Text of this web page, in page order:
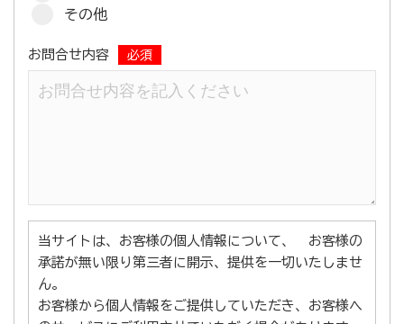
その他
お問合せ内容 必須
当サイトは、お客様の個人情報について、 お客様の
承諾が無い限り第三者に開示、提供を一切いたしませ
ん。
お客様から個人情報をご提供していただき、お客様へ